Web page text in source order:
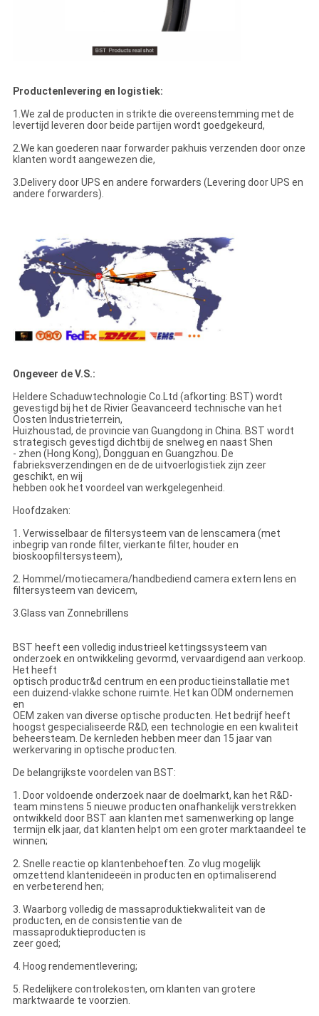
Productenlevering en logistiek:
1.We zal de producten in strikte die overeenstemming met de
levertijd leveren door beide partijen wordt goedgekeurd,
2.We kan goederen naar forwarder pakhuis verzenden door onze
klanten wordt aangewezen die,
3.Delivery door UPS en andere forwarders (Levering door UPS en
andere forwarders).
Ongeveer de V.S.:
Heldere Schaduwtechnologie Co.Ltd (afkorting: BST) wordt
gevestigd bij het de Rivier Geavanceerd technische van het
Oosten Industrieterrein,
Huizhoustad, de provincie van Guangdong in China. BST wordt
strategisch gevestigd dichtbij de snelweg en naast Shen
- zhen (Hong Kong), Dongguan en Guangzhou. De
fabrieksverzendingen en de de uitvoerlogistiek zijn zeer
geschikt, en wij
hebben ook het voordeel van werkgelegenheid.
Hoofdzaken:
1. Verwisselbaar de filtersysteem van de lenscamera (met
inbegrip van ronde filter, vierkante filter, houder en
bioskoopfiltersysteem),
2. Hommel/motiecamera/handbediend camera extern lens en
filtersysteem van devicem,
3.Glass van Zonnebrillens
BST heeft een volledig industrieel kettingssysteem van
onderzoek en ontwikkeling gevormd, vervaardigend aan verkoop.
Het heeft
optisch productr&d centrum en een productieinstallatie met
een duizend-vlakke schone ruimte. Het kan ODM ondernemen
en
OEM zaken van diverse optische producten. Het bedrijf heeft
hoogst gespecialiseerde R&D, een technologie en een kwaliteit
beheersteam. De kernleden hebben meer dan 15 jaar van
werkervaring in optische producten.
De belangrijkste voordelen van BST:
1. Door voldoende onderzoek naar de doelmarkt, kan het R&D-
team minstens 5 nieuwe producten onafhankelijk verstrekken
ontwikkeld door BST aan klanten met samenwerking op lange
termijn elk jaar, dat klanten helpt om een groter marktaandeel te
winnen;
2. Snelle reactie op klantenbehoeften. Zo vlug mogelijk
omzettend klantenideeën in producten en optimaliserend
en verbeterend hen;
3. Waarborg volledig de massaproduktiekwaliteit van de
producten, en de consistentie van de
massaproduktieproducten is
zeer goed;
4. Hoog rendementlevering;
5. Redelijkere controlekosten, om klanten van grotere
marktwaarde te voorzien.